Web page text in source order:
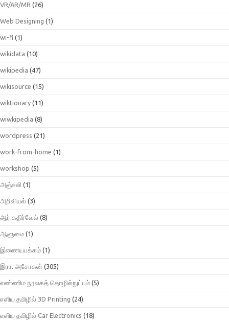
VR/AR/MR (26)
Web Designing (1)
wi-fi (1)
wikidata (10)
wikipedia (47)
wikisource (15)
wiktionary (11)
wiwkipedia (8)
wordpress (21)
work-from-home (1)
workshop (5)
அஞ்சலி (1)
அறிவியல் (3)
ஆர்.கதிர்வேல் (8)
ஆளுமை (1)
இணையபக்கம் (1)
இரா. அசோகன் (305)
எண்ணிம நூலகத் தொழில்நுட்பம் (5)
எளிய தமிழில் 3D Printing (24)
எளிய தமிழில் Car Electronics (18)